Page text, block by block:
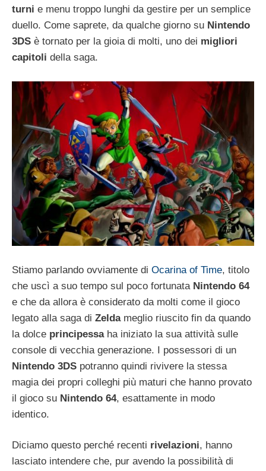
turni e menu troppo lunghi da gestire per un semplice
duello. Come saprete, da qualche giorno su Nintendo
3DS è tornato per la gioia di molti, uno dei migliori
capitoli della saga.
Stiamo parlando ovviamente di Ocarina of Time, titolo
che uscì a suo tempo sul poco fortunata Nintendo 64
e che da allora è considerato da molti come il gioco
legato alla saga di Zelda meglio riuscito fin da quando
la dolce principessa ha iniziato la sua attività sulle
console di vecchia generazione. I possessori di un
Nintendo 3DS potranno quindi rivivere la stessa
magia dei propri colleghi più maturi che hanno provato
il gioco su Nintendo 64, esattamente in modo
identico.
Diciamo questo perché recenti rivelazioni, hanno
lasciato intendere che, pur avendo la possibilità di